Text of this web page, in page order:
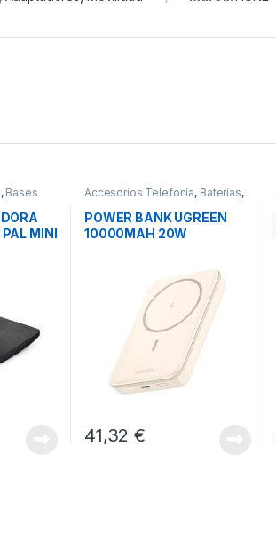
, Bases
MINI
Accesorios Telefonía, Baterías,
POWER BANK UGREEN
10000MAH 20W
41,32€